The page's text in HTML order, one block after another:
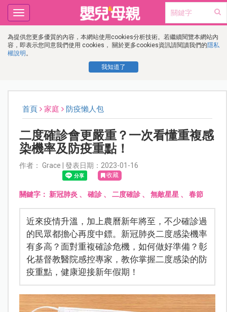
為提供您更多優質的內容，本網站使用cookies分析技術。若繼續閱覽本網站內
容，即表示您同意我們使用 cookies， 關於更多cookies資訊請閱讀我們的隱私
權說明 。
我知道了
Toggle
navigation
首頁 家庭 防疫懶人包
二度確診會更嚴重？一次看懂重複感
染機率及防疫重點！
作者： Grace | 發表日期：2023-01-16
收藏
關鍵字： 新冠肺炎 、 確診、 二度確診、 無敵星星 、 春節
近來疫情升溫，加上農曆新年將至，不少確診過
的民眾都擔心再度中鏢。新冠肺炎二度感染機率
有多高？面對重複確診危機，如何做好準備？彰
化基督教醫院感控專家，教你掌握二度感染的防
疫重點，健康迎接新年假期！